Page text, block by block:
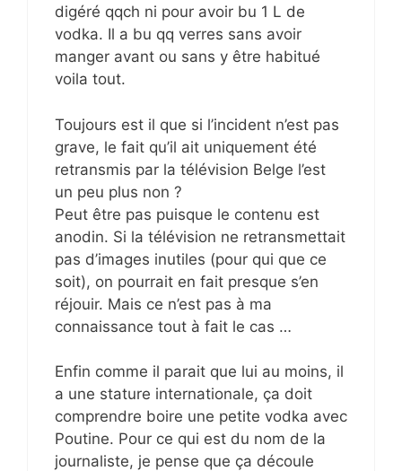
digéré qqch ni pour avoir bu 1 L de
vodka. Il a bu qq verres sans avoir
manger avant ou sans y être habitué
voila tout.
Toujours est il que si l’incident n’est pas
grave, le fait qu’il ait uniquement été
retransmis par la télévision Belge l’est
un peu plus non ?
Peut être pas puisque le contenu est
anodin. Si la télévision ne retransmettait
pas d’images inutiles (pour qui que ce
soit), on pourrait en fait presque s’en
réjouir. Mais ce n’est pas à ma
connaissance tout à fait le cas …
Enfin comme il parait que lui au moins, il
a une stature internationale, ça doit
comprendre boire une petite vodka avec
Poutine. Pour ce qui est du nom de la
journaliste, je pense que ça découle